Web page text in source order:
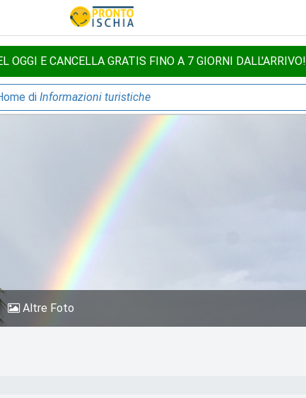
OGGI E CANCELLA GRATIS FINO A 7 GIORNI DALL'ARRIVO!
diInformazioni turistiche
Altre Foto